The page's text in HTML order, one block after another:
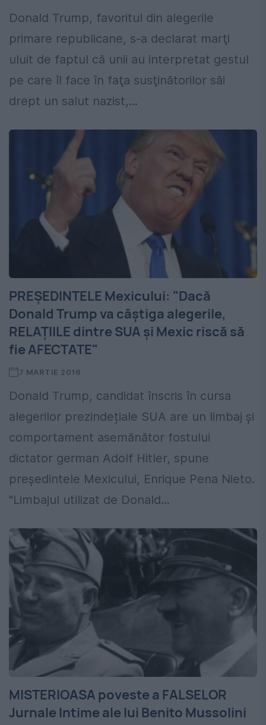
Donald Trump, favoritul din alegerile
primare republicane, s-a declarat marţi
uluit de faptul că unii au interpretat gestul
pe care îl face în faţa susţinătorilor săi
drept un salut nazist,...
PREȘEDINTELE Mexicului: "Dacă
Donald Trump va câștiga alegerile,
RELAȚIILE dintre SUA și Mexic riscă să
fie AFECTATE"
7 MARTIE 2016
Donald Trump, candidat înscris în cursa
alegerilor prezindețiale SUA are un limbaj și
comportament asemănător fostului
dictator german Adolf Hitler, spune
președintele Mexicului, Enrique Pena Nieto.
"Limbajul utilizat de Donald...
MISTERIOASA poveste a FALSELOR
Jurnale Intime ale lui Benito Mussolini